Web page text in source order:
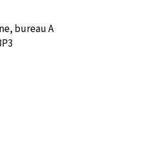
bureau A